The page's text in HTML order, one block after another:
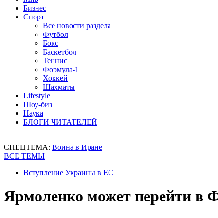
Бизнес
Спорт
Все новости раздела
Футбол
Бокс
Баскетбол
Теннис
Формула-1
Хоккей
Шахматы
Lifestyle
Шоу-биз
Наука
БЛОГИ ЧИТАТЕЛЕЙ
СПЕЦТЕМА: Война в Иране
ВСЕ ТЕМЫ
Вступление Украины в ЕС
Ярмоленко может перейти в